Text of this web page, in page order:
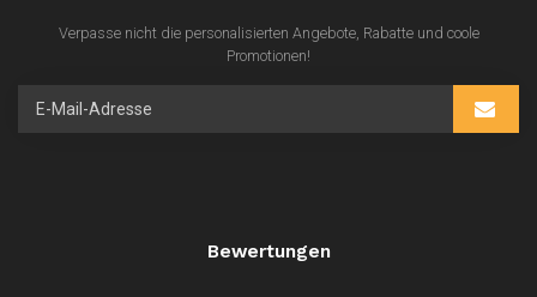
Verpasse nicht die personalisierten Angebote, Rabatte und coole
Promotionen!
Bewertungen